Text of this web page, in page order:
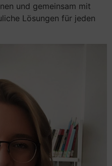
und gemeinsam mit
Lösungen für jeden